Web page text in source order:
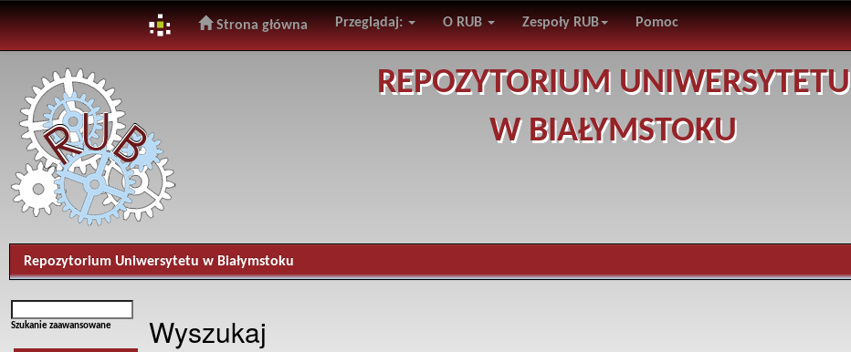
navigation
Strona główna Przeglądaj: O RUB Zespoły RUB Pomoc
REPOZYTORIUM UNIWERSYTETU
W BIAŁYMSTOKU
Repozytorium Uniwersytetu w Białymstoku
Szukanie zaawansowane Wyszukaj